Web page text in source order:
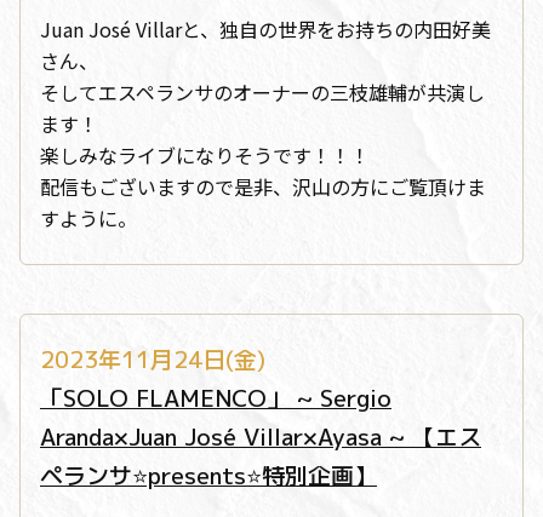
Juan José Villarと、独自の世界をお持ちの内田好美
さん、
そしてエスペランサのオーナーの三枝雄輔が共演し
ます！
楽しみなライブになりそうです！！！
配信もございますので是非、沢山の方にご覧頂けま
すように。
2023年11月24日(金)
「SOLO FLAMENCO」 ~ Sergio
Aranda×Juan José Villar×Ayasa ~ 【エス
ペランサ⭐️presents⭐️特別企画】